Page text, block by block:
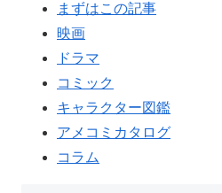
まずはこの記事
映画
ドラマ
コミック
キャラクター図鑑
アメコミカタログ
コラム